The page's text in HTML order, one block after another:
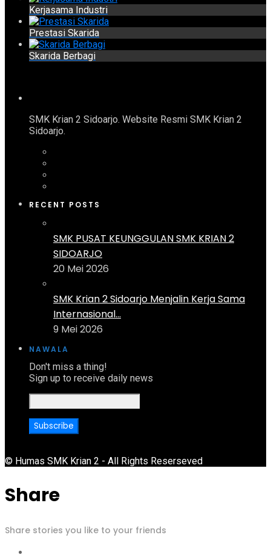
Kerjasama Industri
Prestasi Skarida
Skarida Berbagi
SMK Krian 2 Sidoarjo. Website Resmi SMK Krian 2
Sidoarjo.
RECENT POSTS
SMK PUSAT KEUNGGULAN SMK KRIAN 2
SIDOARJO
20 Mei 2026
SMK Krian 2 Sidoarjo Menjalin Kerja Sama
Internasional...
9 Mei 2026
NAWALA
Don't miss a thing!
Sign up to receive daily news
© Humas SMK Krian 2 - All Rights Reserseved
Share
Share stories you like to your friends